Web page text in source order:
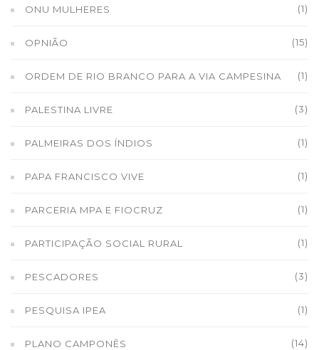
ONU MULHERES (1)
OPNIÃO (15)
ORDEM DE RIO BRANCO PARA A VIA CAMPESINA (1)
PALESTINA LIVRE (3)
PALMEIRAS DOS ÍNDIOS (1)
PAPA FRANCISCO VIVE (1)
PARCERIA MPA E FIOCRUZ (1)
PARTICIPAÇÃO SOCIAL RURAL (1)
PESCADORES (3)
PESQUISA IPEA (1)
PLANO CAMPONÊS (14)